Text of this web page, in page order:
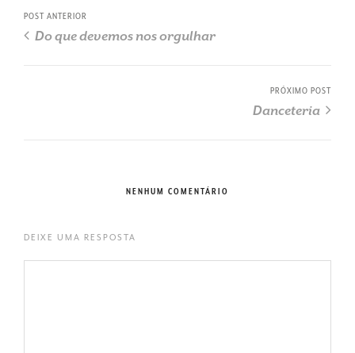
POST ANTERIOR
Do que devemos nos orgulhar
PRÓXIMO POST
Danceteria
NENHUM COMENTÁRIO
DEIXE UMA RESPOSTA